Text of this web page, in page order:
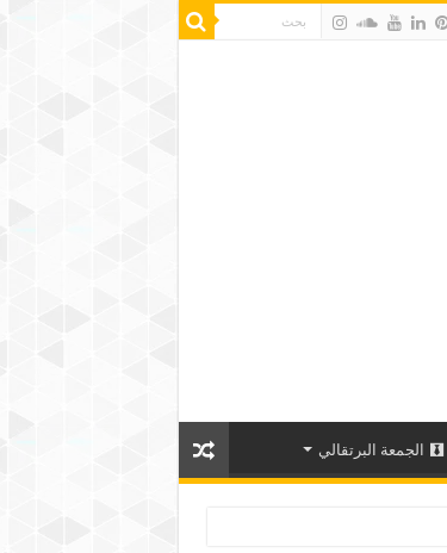
الجمعة البرتقالي